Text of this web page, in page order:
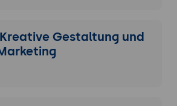
Gestaltung und